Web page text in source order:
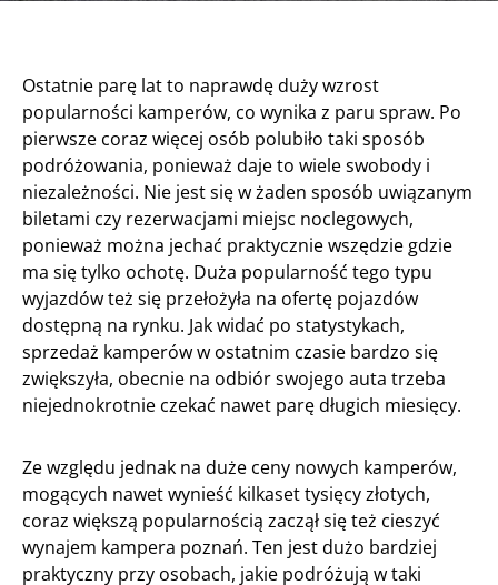
Ostatnie parę lat to naprawdę duży wzrost
popularności kamperów, co wynika z paru spraw. Po
pierwsze coraz więcej osób polubiło taki sposób
podróżowania, ponieważ daje to wiele swobody i
niezależności. Nie jest się w żaden sposób uwiązanym
biletami czy rezerwacjami miejsc noclegowych,
ponieważ można jechać praktycznie wszędzie gdzie
ma się tylko ochotę. Duża popularność tego typu
wyjazdów też się przełożyła na ofertę pojazdów
dostępną na rynku. Jak widać po statystykach,
sprzedaż kamperów w ostatnim czasie bardzo się
zwiększyła, obecnie na odbiór swojego auta trzeba
niejednokrotnie czekać nawet parę długich miesięcy.
Ze względu jednak na duże ceny nowych kamperów,
mogących nawet wynieść kilkaset tysięcy złotych,
coraz większą popularnością zaczął się też cieszyć
wynajem kampera poznań. Ten jest dużo bardziej
praktyczny przy osobach, jakie podróżują w taki